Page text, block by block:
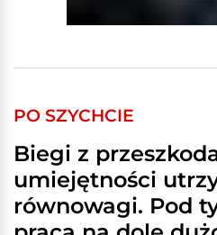
PO SZYCHCIE
Biegi z
umiejętności
równowagi. Pod